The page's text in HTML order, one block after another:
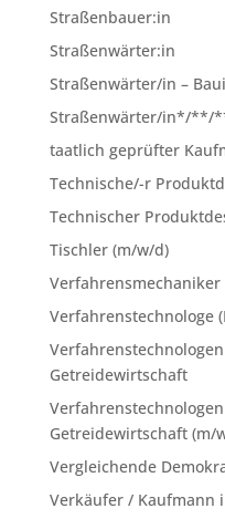
Straßenbauer:in
Straßenwärter:in
Straßenwärter/in –
Straßenwärter/in*/**/
taatlich geprüfter
Technische/-r
Technischer
Tischler (m/w/d)
Verfahrensmechaniker
Verfahrenstechnologe
Getreidewirtschaft
Getreidewirtschaft (m/
Vergleichende
Verkäufer / Kaufmann